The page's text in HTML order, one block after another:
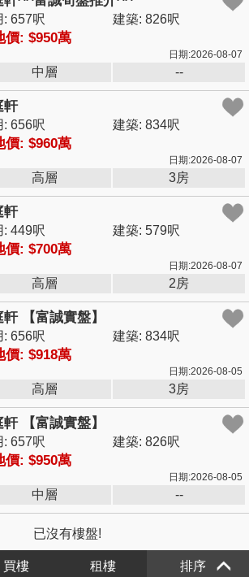
: 657呎 建築: 826呎
價: $950萬
日期:2026-08-07
中層 --
軒
: 656呎 建築: 834呎
價: $960萬
日期:2026-08-07
高層 3房
軒
: 449呎 建築: 579呎
價: $700萬
日期:2026-08-07
高層 2房
【富誠實盤】
: 656呎 建築: 834呎
價: $918萬
日期:2026-08-05
高層 3房
【富誠實盤】
: 657呎 建築: 826呎
價: $950萬
日期:2026-08-05
中層 --
已沒有樓盤!
買樓 租樓 排序